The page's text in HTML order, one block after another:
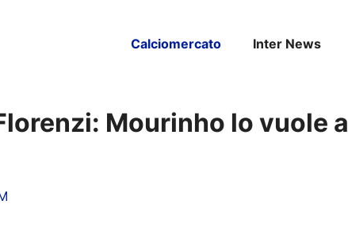
Calciomercato Inter News
Mourinho lo vuole a